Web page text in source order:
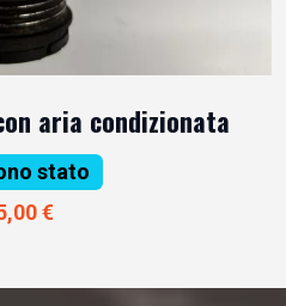
aria condizionata
stato
€